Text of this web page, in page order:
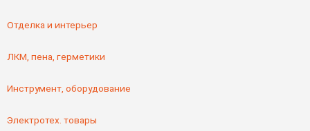
Отделка и интерьер
ЛКМ, пена, герметики
Инструмент, оборудование
Электротех. товары